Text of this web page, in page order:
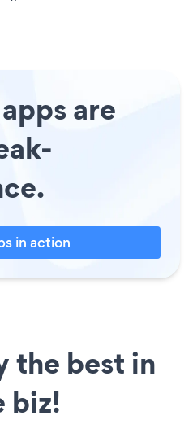
are
in action
the best in
biz!